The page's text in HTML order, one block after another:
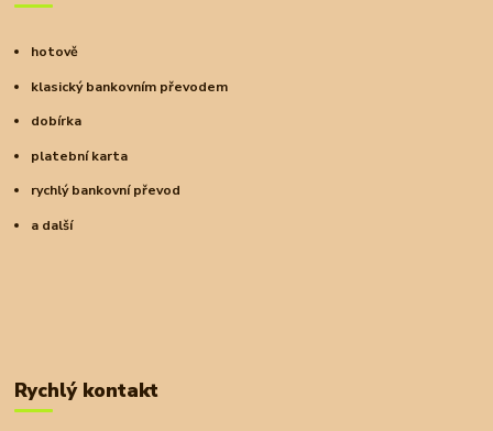
hotově
klasický bankovním převodem
dobírka
platební karta
rychlý bankovní převod
a další
Rychlý kontakt